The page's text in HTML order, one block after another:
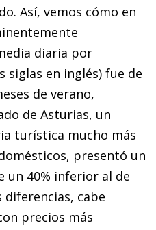
Así, vemos cómo en
diaria por
siglas en inglés) fue de
de verano,
de Asturias, un
turística mucho más
presentó un
un 40% inferior al de
diferencias, cabe
precios más